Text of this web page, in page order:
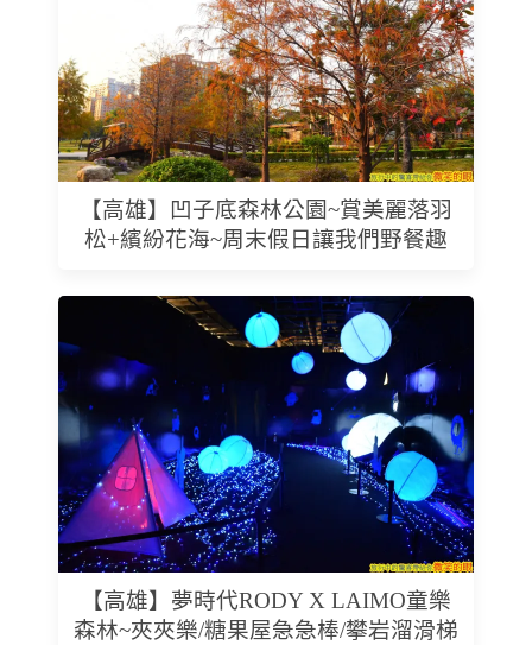
【高雄】凹子底森林公園~賞美麗落羽
松+繽紛花海~周末假日讓我們野餐趣
【高雄】夢時代RODY X LAIMO童樂
森林~夾夾樂/糖果屋急急棒/攀岩溜滑梯